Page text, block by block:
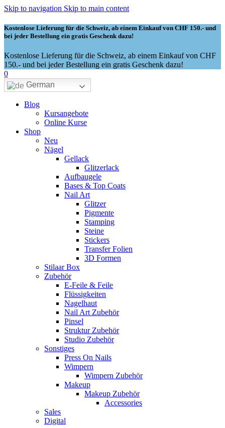
Skip to navigation Skip to main content
Kostenlose Lieferung für die Schweiz, ab einem Einkauf von CHF 150.- und
bei jeder Bestellung ein gratis Geschenk dazu!
Kostenlose Lieferung für die Schweiz, ab einem Einkauf von CHF
150.- und bei jeder Bestellung ein gratis Geschenk dazu!
0
German
Blog
Kursangebote
Online Kurse
Shop
Neu
Nägel
Gellack
Glitzerlack
Aufbaugele
Bases & Top Coats
Nail Art
Glitzer
Pigmente
Stamping
Steine
Stickers
Transfer Folien
3D Formen
Stilaar Box
Zubehör
E-Feile & Feile
Flüssigkeiten
Nagelhaut
Nail Art Zubehör
Pinsel
Struktur Zubehör
Studio Zubehör
Sonstiges
Press On Nails
Wimpern
Wimpern Zubehör
Makeup
Makeup Zubehör
Accessories
Sales
Digital